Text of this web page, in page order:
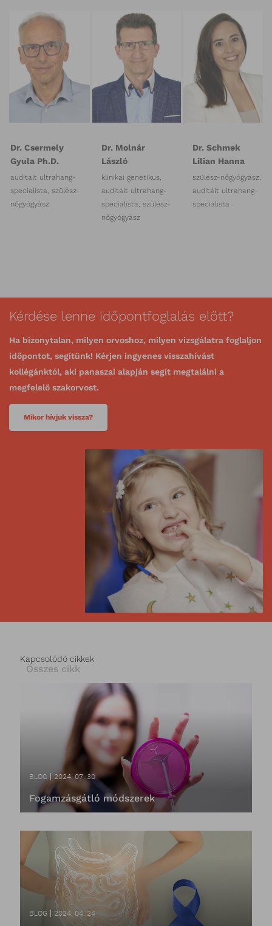
Dr. Csermely
Gyula Ph.D.
auditált ultrahang-
specialista, szülész-
nőgyógyász
Dr. Molnár
László
klinikai genetikus,
auditált ultrahang-
specialista, szülész-
nőgyógyász
Dr. Schmek
Lilian Hanna
szülész-nőgyógyász,
auditált ultrahang-
specialista
Kérdése lenne időpontfoglalás előtt?
Ha bizonytalan, milyen orvoshoz, milyen vizsgálatra foglaljon
időpontot, segítünk! Kérjen ingyenes visszahívást
kollégánktól, aki panaszai alapján segít megtalálni a
megfelelő szakorvost.
Mikor hívjuk vissza?
Kapcsolódó cikkek
Összes cikk
BLOG 2024. 07. 30
Fogamzásgátló módszerek
BLOG 2024. 04. 24